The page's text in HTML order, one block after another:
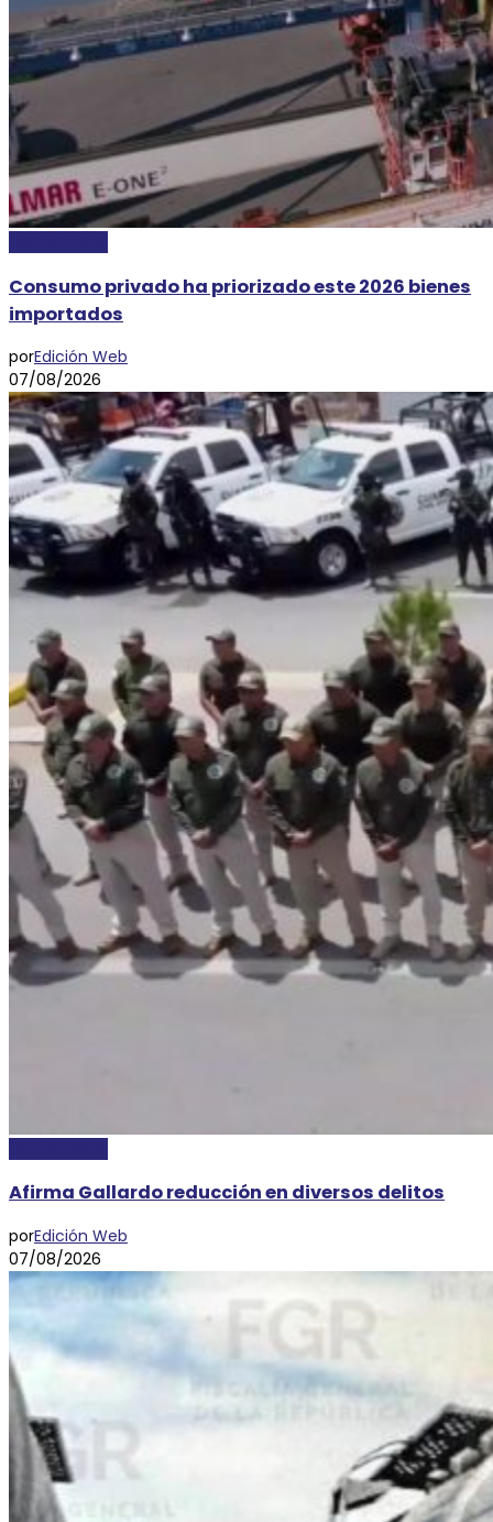
Consumo privado ha priorizado este 2026 bienes
importados
porEdición Web
07/08/2026
Afirma Gallardo reducción en diversos delitos
porEdición Web
07/08/2026